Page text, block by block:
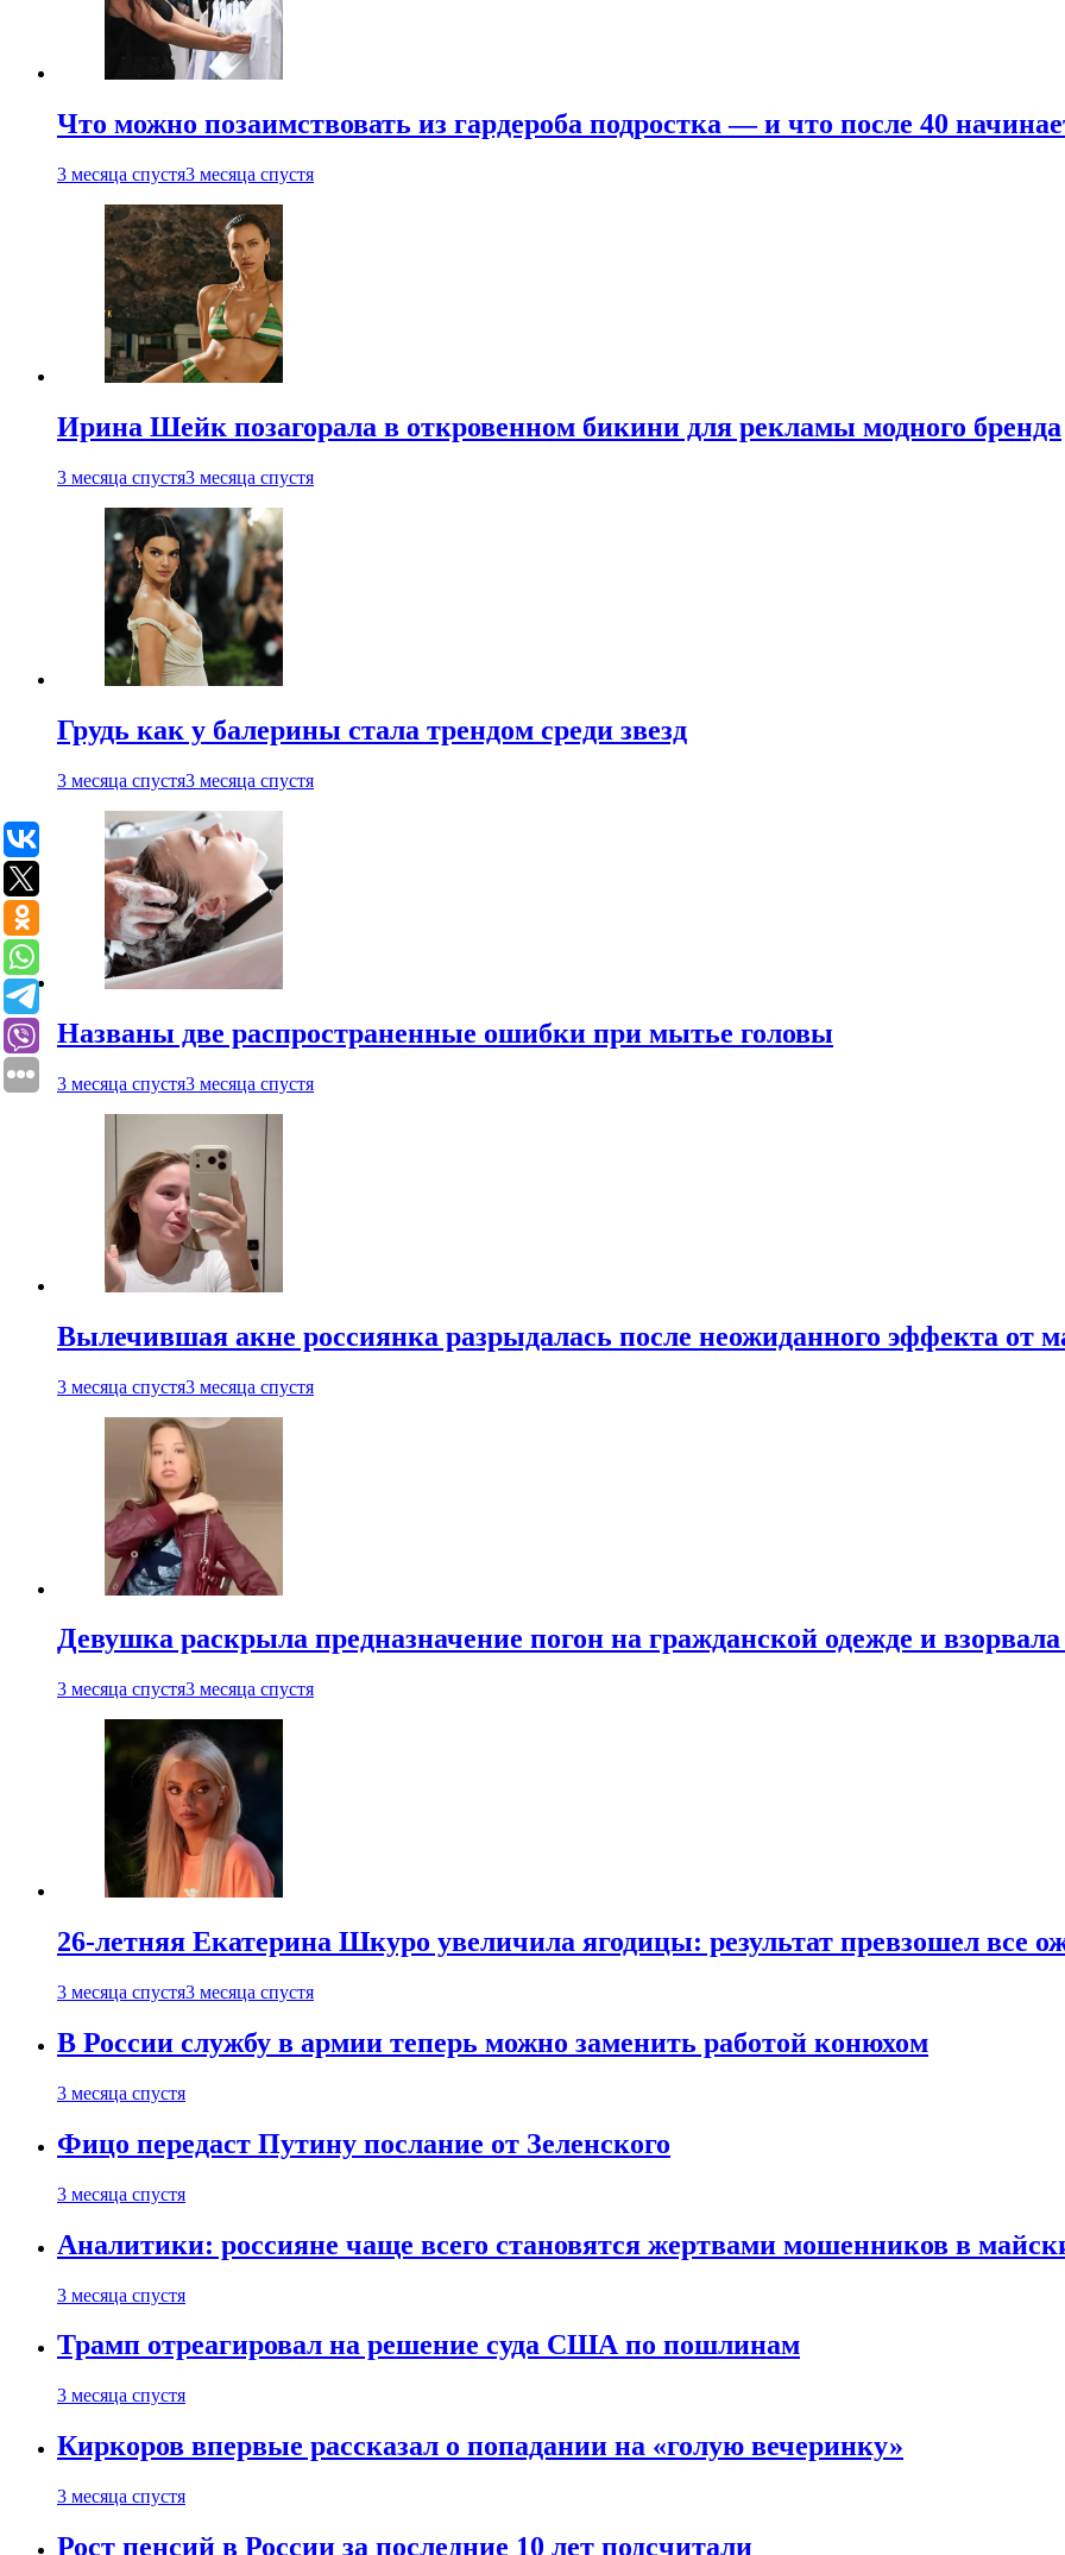
Что можно позаимствовать из гардероба подростка — и что после 40
3 месяца спустя3 месяца спустя
Ирина Шейк позагорала в откровенном бикини для рекламы модного бренда
3 месяца спустя3 месяца спустя
Грудь как у балерины стала трендом среди звезд
3 месяца спустя3 месяца спустя
Названы две распространенные ошибки при мытье головы
3 месяца спустя3 месяца спустя
Вылечившая акне россиянка разрыдалась после неожиданного эффекта от
3 месяца спустя3 месяца спустя
Девушка раскрыла предназначение погон на гражданской одежде и взорвала
3 месяца спустя3 месяца спустя
26-летняя Екатерина Шкуро увеличила ягодицы: результат превзошел все
3 месяца спустя3 месяца спустя
В России службу в армии теперь можно заменить работой конюхом
3 месяца спустя
Фицо передаст Путину послание от Зеленского
3 месяца спустя
Аналитики: россияне чаще всего становятся жертвами мошенников в
3 месяца спустя
Трамп отреагировал на решение суда США по пошлинам
3 месяца спустя
Киркоров впервые рассказал о попадании на «голую вечеринку»
3 месяца спустя
Рост пенсий в России за последние 10 лет подсчитали